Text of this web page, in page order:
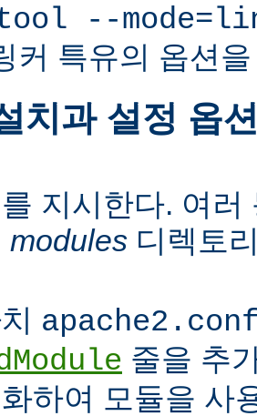
--
커 특유의 옵션
치과 설정 옵
지시한다. 여러
modules 디렉토
줄을 추
하여 모듈을 사